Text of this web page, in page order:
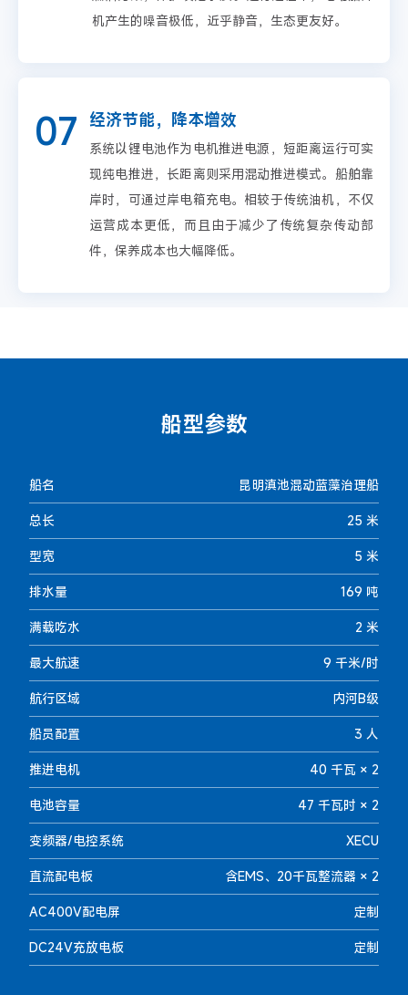
机产生的噪音极低，近乎静音，生态更友好。
07 经济节能，降本增效
系统以锂电池作为电机推进电源，短距离运行可实
现纯电推进，长距离则采用混动推进模式。船舶靠
岸时，可通过岸电箱充电。相较于传统油机，不仅
运营成本更低，而且由于减少了传统复杂传动部
件，保养成本也大幅降低。
船型参数
船名 昆明滇池混动蓝藻治理船
总长 25 米
型宽 5 米
排水量 169 吨
满载吃水 2 米
最大航速 9 千米/时
航行区域 内河B级
船员配置 3 人
推进电机 40 千瓦 × 2
电池容量 47 千瓦时 × 2
变频器/电控系统 XECU
直流配电板 含EMS、20千瓦整流器 × 2
AC400V配电屏 定制
DC24V充放电板 定制